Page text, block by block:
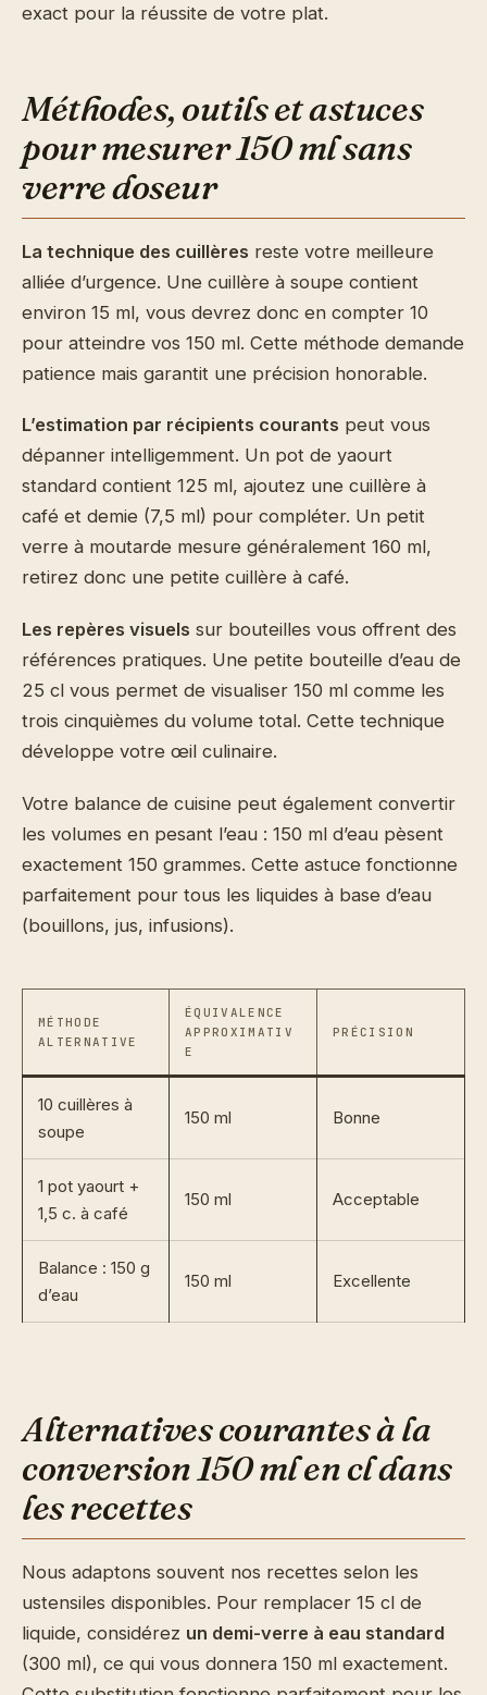
exact pour la réussite de votre plat.
Méthodes, outils et astuces
pour mesurer 150 ml sans
verre doseur
La technique des cuillères reste votre meilleure
alliée d’urgence. Une cuillère à soupe contient
environ 15 ml, vous devrez donc en compter 10
pour atteindre vos 150 ml. Cette méthode demande
patience mais garantit une précision honorable.
L’estimation par récipients courants peut vous
dépanner intelligemment. Un pot de yaourt
standard contient 125 ml, ajoutez une cuillère à
café et demie (7,5 ml) pour compléter. Un petit
verre à moutarde mesure généralement 160 ml,
retirez donc une petite cuillère à café.
Les repères visuels sur bouteilles vous offrent des
références pratiques. Une petite bouteille d’eau de
25 cl vous permet de visualiser 150 ml comme les
trois cinquièmes du volume total. Cette technique
développe votre œil culinaire.
Votre balance de cuisine peut également convertir
les volumes en pesant l’eau : 150 ml d’eau pèsent
exactement 150 grammes. Cette astuce fonctionne
parfaitement pour tous les liquides à base d’eau
(bouillons, jus, infusions).
MÉTHODE
ALTERNATIVE
ÉQUIVALENCE
APPROXIMATIV
E
PRÉCISION
10 cuillères à
soupe
150 ml Bonne
1 pot yaourt +
1,5 c. à café
150 ml Acceptable
Balance : 150 g
d’eau
150 ml Excellente
Alternatives courantes à la
conversion 150 ml en cl dans
les recettes
Nous adaptons souvent nos recettes selon les
ustensiles disponibles. Pour remplacer 15 cl de
liquide, considérez un demi-verre à eau standard
(300 ml), ce qui vous donnera 150 ml exactement.